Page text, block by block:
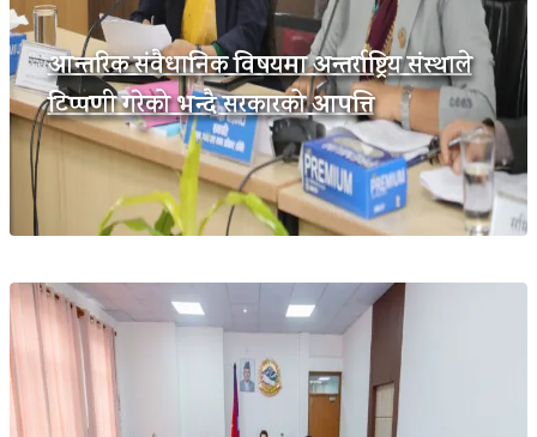
आन्तरिक संवैधानिक विषयमा अन्तर्राष्ट्रिय संस्थाले
टिप्पणी गरेको भन्दै सरकारको आपत्ति